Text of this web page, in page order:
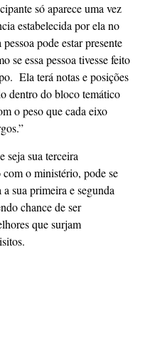
só aparece uma vez
estabelecida por ela no
pode estar presente
se essa pessoa tivesse feito
Ela terá notas e posições
dentro do bloco temático
o peso que cada eixo
seja sua terceira
o ministério, pode se
sua primeira e segunda
chance de ser
que surjam